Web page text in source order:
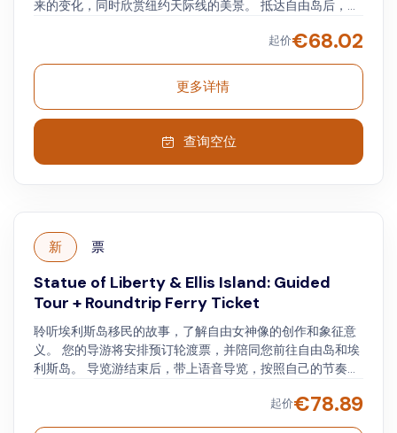
来的变化，同时欣赏纽约天际线的美景。 抵达自由岛后，与
Liberty Museum ） ，其中包括原始雕像的部分内容等。 如
果时间允许，前往埃利斯岛（ Ellis Island ）参观国家移民博
物馆（ National Museum of Immigration ）的自助游。 之
后，按照自己的节奏返回电池公园。
起价€68.02
更多详情
查询空位
新 票
Statue of Liberty & Ellis Island: Guided
Tour + Roundtrip Ferry Ticket
聆听埃利斯岛移民的故事，了解自由女神像的创作和象征意
义。 您的导游将安排预订轮渡票，并陪同您前往自由岛和埃
利斯岛。 导览游结束后，带上语音导览，按照自己的节奏探
物馆（ Statue of Liberty Museum ） ，导游可以为您的余
下行程提供建议，或为您拍照留念。
起价€78.89